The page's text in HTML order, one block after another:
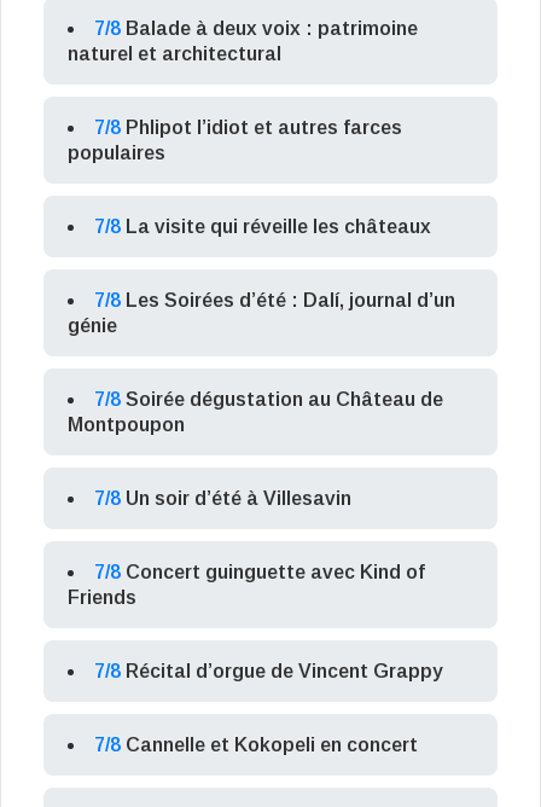
7/8 Balade à deux voix : patrimoine
naturel et architectural
7/8 Phlipot l’idiot et autres farces
populaires
7/8 La visite qui réveille les châteaux
7/8 Les Soirées d’été : Dalí, journal d’un
génie
7/8 Soirée dégustation au Château de
Montpoupon
7/8 Un soir d’été à Villesavin
7/8 Concert guinguette avec Kind of
Friends
7/8 Récital d’orgue de Vincent Grappy
7/8 Cannelle et Kokopeli en concert